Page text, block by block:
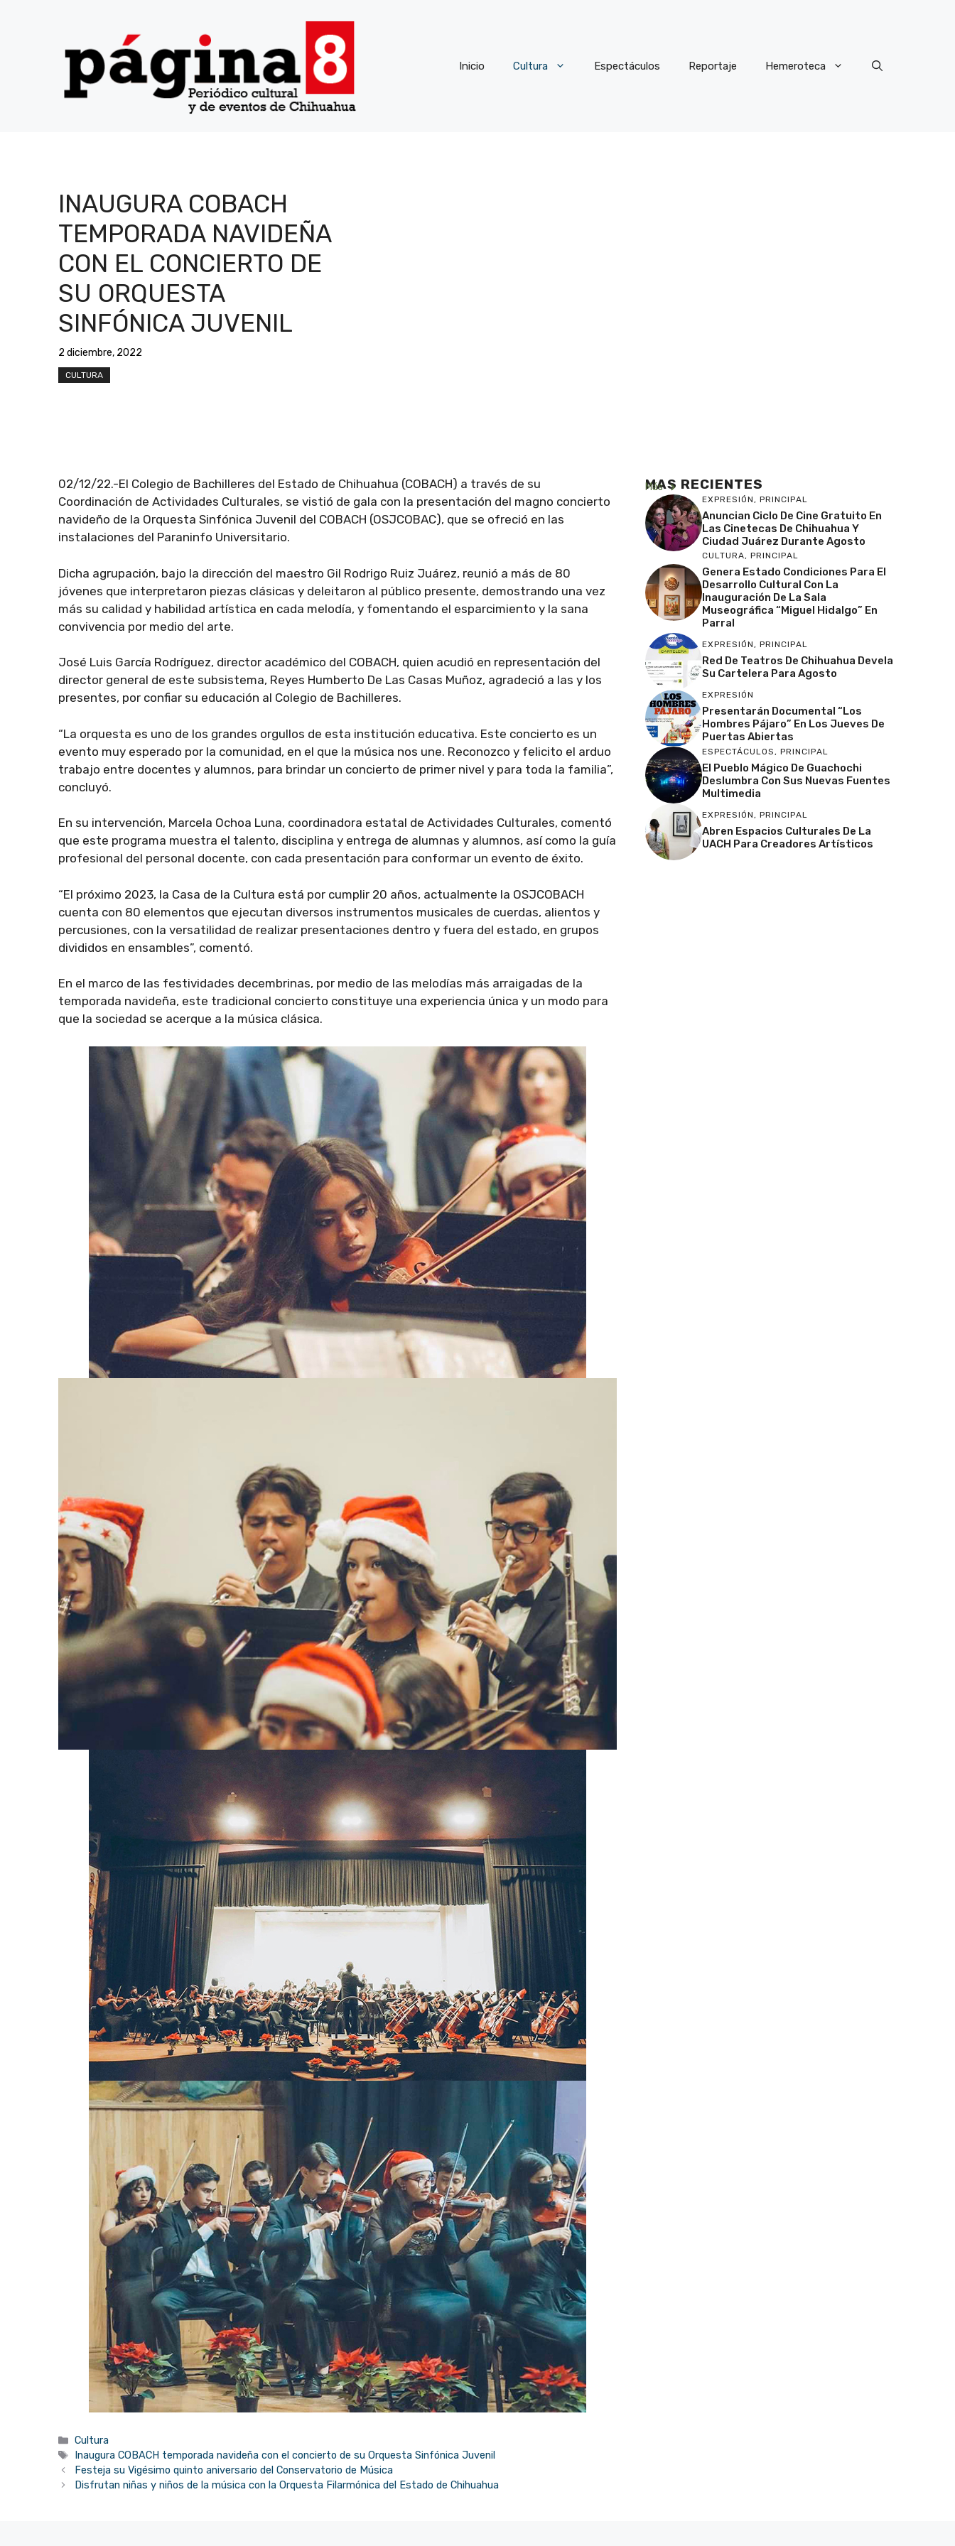
Inicio Cultura Espectáculos Reportaje Hemeroteca
INAUGURA COBACH
TEMPORADA NAVIDEÑA
CON EL CONCIERTO DE
SU ORQUESTA
SINFÓNICA JUVENIL
2 diciembre, 2022
CULTURA
02/12/22.-El Colegio de Bachilleres del Estado de Chihuahua (COBACH) a través de su
Coordinación de Actividades Culturales, se vistió de gala con la presentación del magno concierto
navideño de la Orquesta Sinfónica Juvenil del COBACH (OSJCOBAC), que se ofreció en las
instalaciones del Paraninfo Universitario.
Dicha agrupación, bajo la dirección del maestro Gil Rodrigo Ruiz Juárez, reunió a más de 80
jóvenes que interpretaron piezas clásicas y deleitaron al público presente, demostrando una vez
más su calidad y habilidad artística en cada melodía, y fomentando el esparcimiento y la sana
convivencia por medio del arte.
José Luis García Rodríguez, director académico del COBACH, quien acudió en representación del
director general de este subsistema, Reyes Humberto De Las Casas Muñoz, agradeció a las y los
presentes, por confiar su educación al Colegio de Bachilleres.
“La orquesta es uno de los grandes orgullos de esta institución educativa. Este concierto es un
evento muy esperado por la comunidad, en el que la música nos une. Reconozco y felicito el arduo
trabajo entre docentes y alumnos, para brindar un concierto de primer nivel y para toda la familia”,
concluyó.
En su intervención, Marcela Ochoa Luna, coordinadora estatal de Actividades Culturales, comentó
que este programa muestra el talento, disciplina y entrega de alumnas y alumnos, así como la guía
profesional del personal docente, con cada presentación para conformar un evento de éxito.
“El próximo 2023, la Casa de la Cultura está por cumplir 20 años, actualmente la OSJCOBACH
cuenta con 80 elementos que ejecutan diversos instrumentos musicales de cuerdas, alientos y
percusiones, con la versatilidad de realizar presentaciones dentro y fuera del estado, en grupos
divididos en ensambles”, comentó.
En el marco de las festividades decembrinas, por medio de las melodías más arraigadas de la
temporada navideña, este tradicional concierto constituye una experiencia única y un modo para
que la sociedad se acerque a la música clásica.
Categorías
Cultura
Etiquetas
Inaugura COBACH temporada navideña con el concierto de su Orquesta Sinfónica Juvenil
Festeja su Vigésimo quinto aniversario del Conservatorio de Música
Disfrutan niñas y niños de la música con la Orquesta Filarmónica del Estado de Chihuahua
MAS RECIENTES
Más
EXPRESIÓN, PRINCIPAL
Anuncian Ciclo De Cine Gratuito En
Las Cinetecas De Chihuahua Y
Ciudad Juárez Durante Agosto
CULTURA, PRINCIPAL
Genera Estado Condiciones Para El
Desarrollo Cultural Con La
Inauguración De La Sala
Museográfica “Miguel Hidalgo” En
Parral
EXPRESIÓN, PRINCIPAL
Red De Teatros De Chihuahua Devela
Su Cartelera Para Agosto
EXPRESIÓN
Presentarán Documental “Los
Hombres Pájaro” En Los Jueves De
Puertas Abiertas
ESPECTÁCULOS, PRINCIPAL
El Pueblo Mágico De Guachochi
Deslumbra Con Sus Nuevas Fuentes
Multimedia
EXPRESIÓN, PRINCIPAL
Abren Espacios Culturales De La
UACH Para Creadores Artísticos